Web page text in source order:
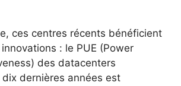
ces centres récents bénéficient
: le PUE (Power
des datacenters
dernières années est